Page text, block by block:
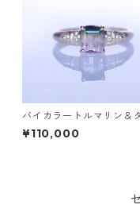
バイカラートルマリン＆
ヤK10リング FATA(ファ
016]
¥110,000